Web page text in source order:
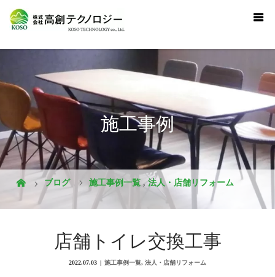
施工事例
ブログ 施工事例一覧 ,法人・店舗リフォーム
店舗トイレ交換工事
2022.07.03 施工事例一覧, 法人・店舗リフォーム